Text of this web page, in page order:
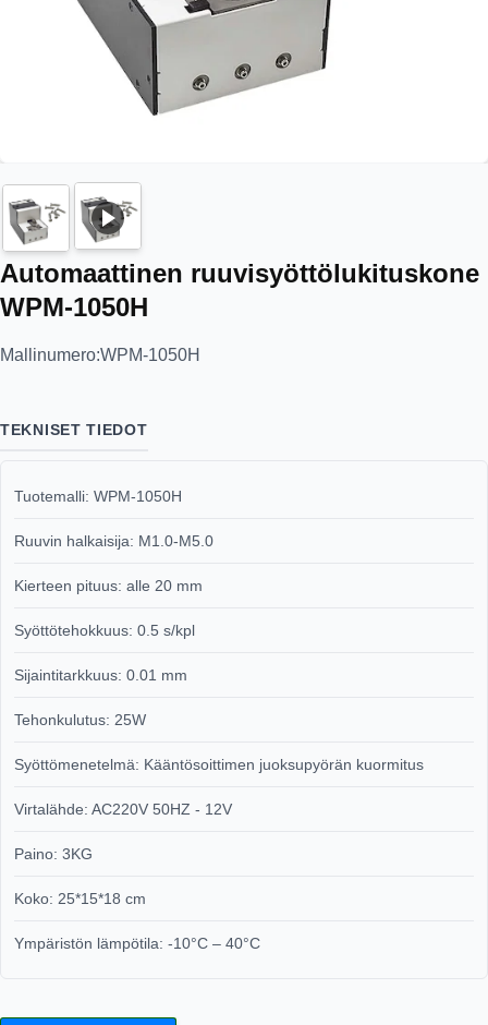
Automaattinen ruuvisyöttölukituskone
WPM-1050H
Mallinumero:WPM-1050H
TEKNISET TIEDOT
Tuotemalli: WPM-1050H
Ruuvin halkaisija: M1.0-M5.0
Kierteen pituus: alle 20 mm
Syöttötehokkuus: 0.5 s/kpl
Sijaintitarkkuus: 0.01 mm
Tehonkulutus: 25W
Syöttömenetelmä: Kääntösoittimen juoksupyörän kuormitus
Virtalähde: AC220V 50HZ - 12V
Paino: 3KG
Koko: 25*15*18 cm
Ympäristön lämpötila: -10°C – 40°C